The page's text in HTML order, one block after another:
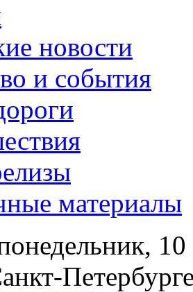
новости
и события
материалы